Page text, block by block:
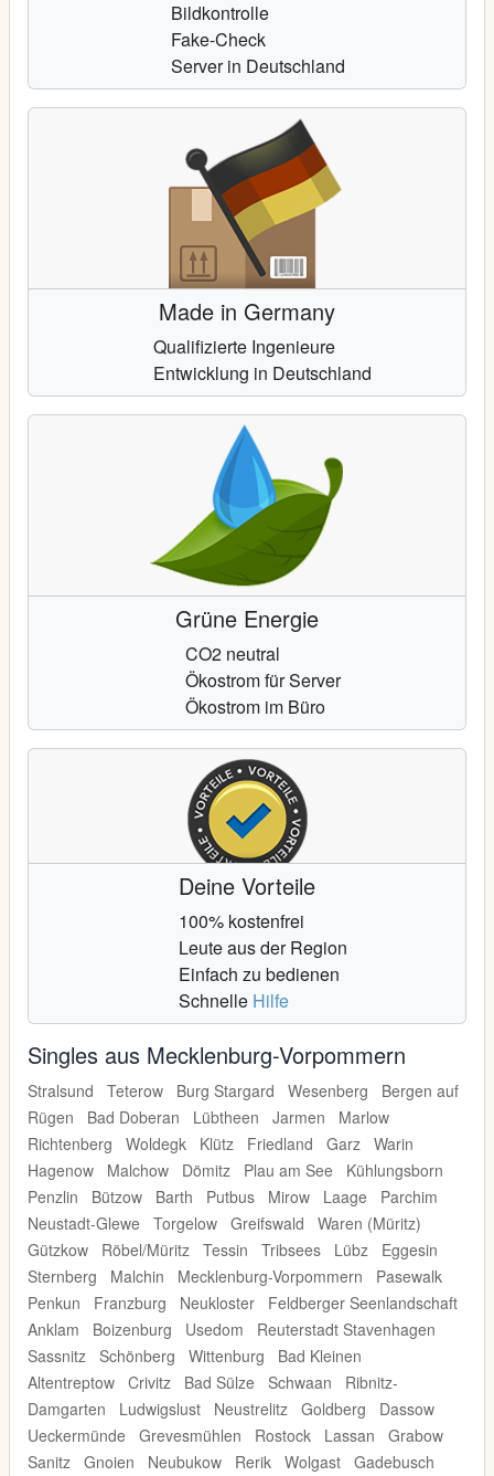
Bildkontrolle
Fake-Check
Server in Deutschland
Made in Germany
Qualifizierte Ingenieure
Entwicklung in Deutschland
Grüne Energie
CO2 neutral
Ökostrom für Server
Ökostrom im Büro
Deine Vorteile
100% kostenfrei
Leute aus der Region
Einfach zu bedienen
Schnelle Hilfe
Singles aus Mecklenburg-Vorpommern
Stralsund Teterow Burg Stargard Wesenberg
Bergen auf
Rügen
Bad Doberan Lübtheen Jarmen
Marlow
Richtenberg
Woldegk Klütz Friedland Garz Warin
Hagenow
Malchow Dömitz Plau am See
Kühlungsborn
Penzlin
Bützow Barth Putbus Mirow Laage
Parchim
Neustadt-Glewe
Torgelow Greifswald
Waren (Müritz)
Gützkow
Röbel/Müritz Tessin Tribsees Lübz
Eggesin
Sternberg
Malchin Mecklenburg-Vorpommern
Pasewalk
Penkun
Franzburg Neukloster
Feldberger Seenlandschaft
Anklam
Boizenburg Usedom
Reuterstadt Stavenhagen
Sassnitz Schönberg Wittenburg
Bad Kleinen
Altentreptow Crivitz Bad Sülze Schwaan
Ribnitz-
Damgarten
Ludwigslust Neustrelitz Goldberg
Dassow
Ueckermünde
Grevesmühlen Rostock Lassan
Grabow
Sanitz Gnoien Neubukow Rerik Wolgast Gadebusch